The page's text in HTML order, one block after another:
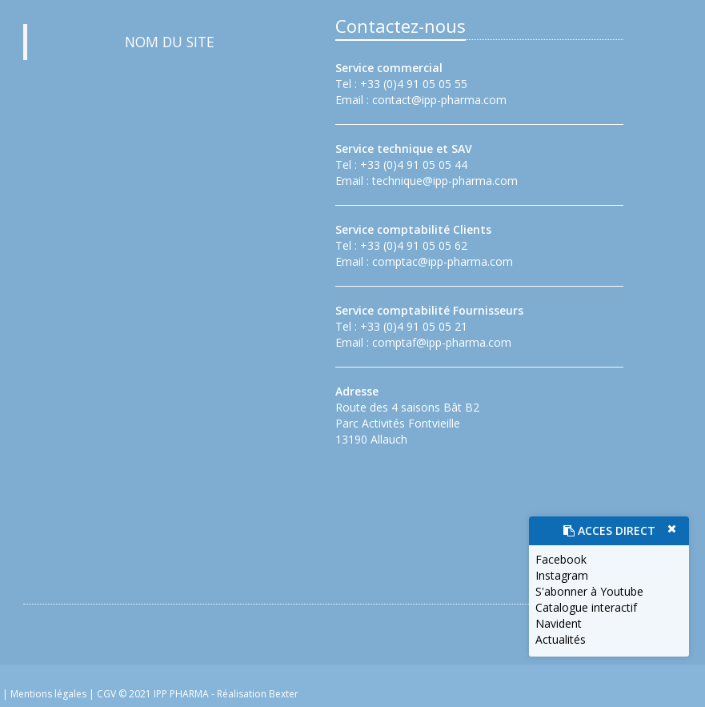
NOM DU SITE
Contactez-nous
Service commercial
Tel : +33 (0)4 91 05 05 55
Email : contact@ipp-pharma.com
Service technique et SAV
Tel : +33 (0)4 91 05 05 44
Email : technique@ipp-pharma.com
Service comptabilité Clients
Tel : +33 (0)4 91 05 05 62
Email : comptac@ipp-pharma.com
Service comptabilité Fournisseurs
Tel : +33 (0)4 91 05 05 21
Email : comptaf@ipp-pharma.com
Adresse
Route des 4 saisons Bât B2
Parc Activités Fontvieille
13190 Allauch
| Mentions légales | CGV © 2021 IPP PHARMA - Réalisation Bexter
ACCES DIRECT
Facebook
Instagram
S'abonner à Youtube
Catalogue interactif
Navident
Actualités